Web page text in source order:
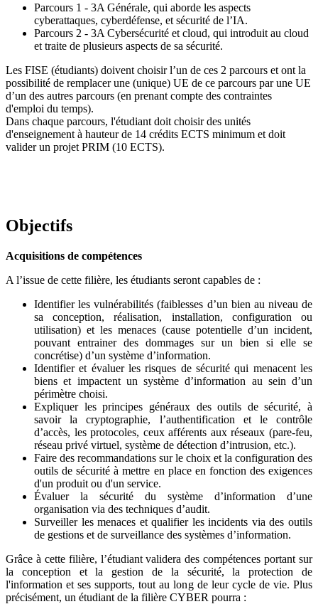
Parcours 1 - 3A Générale, qui aborde les aspects
cyberattaques, cyberdéfense, et sécurité de l’IA.
Parcours 2 - 3A Cybersécurité et cloud, qui introduit au cloud
et traite de plusieurs aspects de sa sécurité.
Les FISE (étudiants) doivent choisir l’un de ces 2 parcours et ont la
possibilité de remplacer une (unique) UE de ce parcours par une UE
d’un des autres parcours (en prenant compte des contraintes
d'emploi du temps).
Dans chaque parcours, l'étudiant doit choisir des unités
d'enseignement à hauteur de 14 crédits ECTS minimum et doit
valider un projet PRIM (10 ECTS).
Objectifs
Acquisitions de compétences
A l’issue de cette filière, les étudiants seront capables de :
Identifier les vulnérabilités (faiblesses d’un bien au niveau de
sa conception, réalisation, installation, configuration ou
utilisation) et les menaces (cause potentielle d’un incident,
pouvant entrainer des dommages sur un bien si elle se
concrétise) d’un système d’information.
Identifier et évaluer les risques de sécurité qui menacent les
biens et impactent un système d’information au sein d’un
périmètre choisi.
Expliquer les principes généraux des outils de sécurité, à
savoir la cryptographie, l’authentification et le contrôle
d’accès, les protocoles, ceux afférents aux réseaux (pare-feu,
réseau privé virtuel, système de détection d’intrusion, etc.).
Faire des recommandations sur le choix et la configuration des
outils de sécurité à mettre en place en fonction des exigences
d'un produit ou d'un service.
Évaluer la sécurité du système d’information d’une
organisation via des techniques d’audit.
Surveiller les menaces et qualifier les incidents via des outils
de gestions et de surveillance des systèmes d’information.
Grâce à cette filière, l’étudiant validera des compétences portant sur
la conception et la gestion de la sécurité, la protection de
l'information et ses supports, tout au long de leur cycle de vie. Plus
précisément, un étudiant de la filière CYBER pourra :